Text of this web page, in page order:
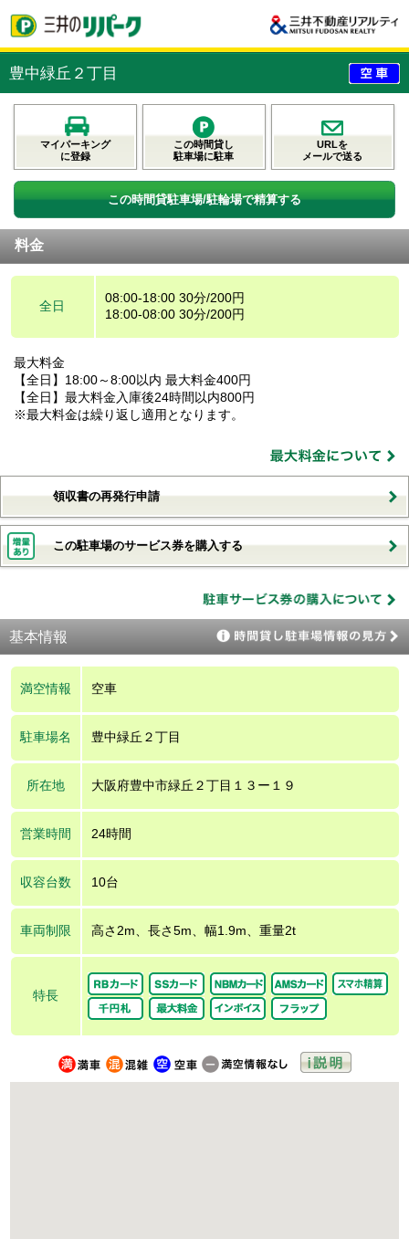
豊中緑丘２丁目
マイパーキング
に登録
この時間貸し
駐車場に駐車
URLを
メールで送る
この時間貸駐車場/駐輪場で精算する
料金
全日
08:00-18:00 30分/200円
18:00-08:00 30分/200円
最大料金
【全日】18:00～8:00以内 最大料金400円
【全日】最大料金入庫後24時間以内800円
※最大料金は繰り返し適用となります。
領収書の再発行申請
この駐車場のサービス券を購入する
基本情報
満空情報 空車
駐車場名 豊中緑丘２丁目
所在地 大阪府豊中市緑丘２丁目１３ー１９
営業時間 24時間
収容台数 10台
車両制限 高さ2m、長さ5m、幅1.9m、重量2t
特長